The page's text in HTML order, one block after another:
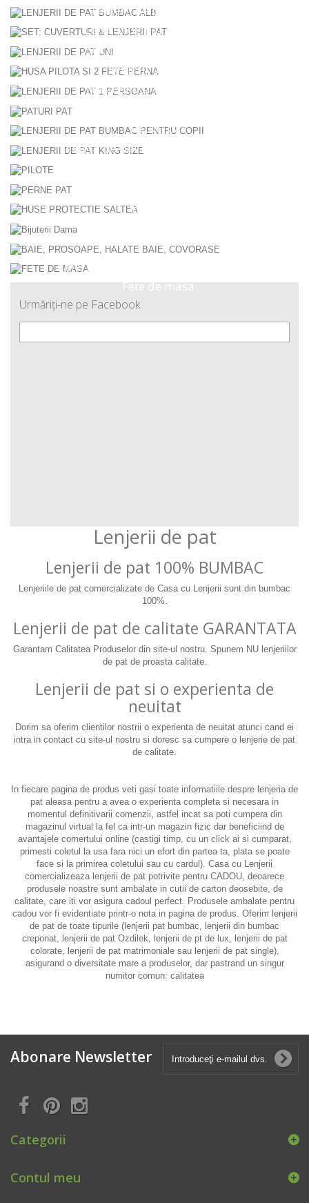
lenjerii de pat premium
lenjerii de pat bumbac alb
set: cuverturi & lenjerii pat
lenjerii de pat uni
husa pilota si 2 fete perna
paturi pat
lenjerii de pat bumbac pentru copii
baie, prosoape, halate baie, covorase
Urmăriţi-ne pe Facebook
Lenjerii de pat
Lenjerii de pat 100% BUMBAC
Lenjeriile de pat comercializate de Casa cu Lenjerii sunt din bumbac
100%.
Lenjerii de pat de calitate GARANTATA
Garantam Calitatea Produselor din site-ul nostru. Spunem NU lenjeriilor
de pat de proasta calitate.
Lenjerii de pat si o experienta de
neuitat
Dorim sa oferim clientilor nostrii o experienta de neuitat atunci cand ei
intra in contact cu site-ul nostru si doresc sa cumpere o lenjerie de pat
de calitate.
In fiecare pagina de produs veti gasi toate informatiile despre lenjeria de
pat aleasa pentru a avea o experienta completa si necesara in
momentul definitivarii comenzii, astfel incat sa poti cumpera din
magazinul virtual la fel ca intr-un magazin fizic dar beneficiind de
avantajele comertului online (castigi timp, cu un click ai si cumparat,
primesti coletul la usa fara nici un efort din partea ta, plata se poate
face si la primirea coletului sau cu cardul). Casa cu Lenjerii
comercializeaza lenjerii de pat potrivite pentru CADOU, deoarece
produsele noastre sunt ambalate in cutii de carton deosebite, de
calitate, care iti vor asigura cadoul perfect. Produsele ambalate pentru
cadou vor fi evidentiate printr-o nota in pagina de produs. Oferim lenjerii
de pat de toate tipurile (lenjerii pat bumbac, lenjerii din bumbac
creponat, lenjerii de pat Ozdilek, lenjerii de pt de lux, lenjerii de pat
colorate, lenjerii de pat matrimoniale sau lenjerii de pat single),
asigurand o diversitate mare a produselor, dar pastrand un singur
numitor comun: calitatea
Abonare Newsletter
Categorii
Contul meu